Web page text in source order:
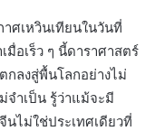
ศเหวินเทียนในวันที่
มื่อเร็ว ๆ นี้ดาราศาสตร์
กลงสู่พื้นโลกอย่างไม่
จำเป็น รู้ว่าแม้จะมี
ไม่ใช่ประเทศเดียวที่